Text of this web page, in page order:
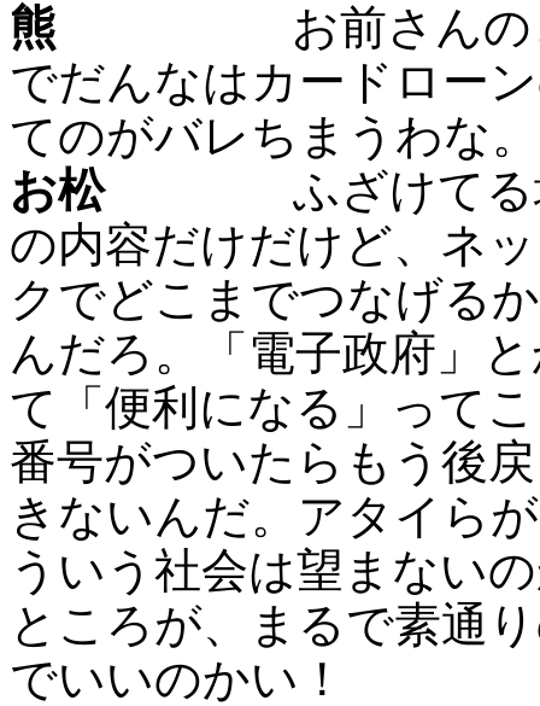
熊 お前さんのとこ
でだんなはカードロー
てのがバレちまうわな。
お松ふざけてる場
の内容だけだけど、ネ
クでどこまでつなげる
んだろ。「電子政府」
て「便利になる」って
番号がついたらもう後
きないんだ。アタイら
ういう社会は望まない
ところが、まるで素通
でいいのかい！